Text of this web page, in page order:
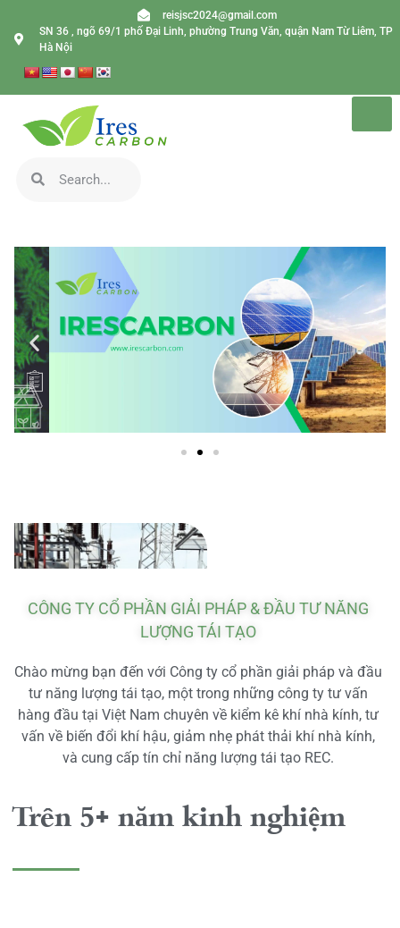
reisjsc2024@gmail.com
SN 36 , ngõ 69/1 phố Đại Linh, phường Trung Văn, quận Nam Từ Liêm, TP
Hà Nội
CÔNG TY CỔ PHẦN GIẢI PHÁP & ĐẦU TƯ NĂNG
LƯỢNG TÁI TẠO
Chào mừng bạn đến với Công ty cổ phần giải pháp và đầu
tư năng lượng tái tạo, một trong những công ty tư vấn
hàng đầu tại Việt Nam chuyên về kiểm kê khí nhà kính, tư
vấn về biến đổi khí hậu, giảm nhẹ phát thải khí nhà kính,
và cung cấp tín chỉ năng lượng tái tạo REC.
Trên 5+ năm kinh nghiệm